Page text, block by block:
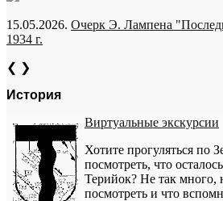
15.05.2026. Очерк Э. Лампена
1934 г.
❮ ❯
История
Виртуальные экскурсии
Хотите прогуляться по
посмотреть, что
Терийок? Не так много,
посмотреть и что